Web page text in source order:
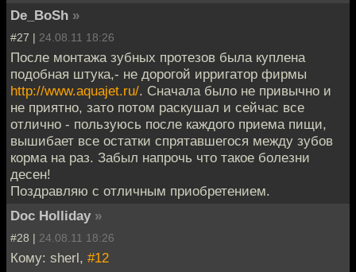
De_BoSh »
#27 | 24.08.11 18:26
После монтажа зубных протезов была куплена
подобная штука,- не дорогой ирригатор фирмы
http://www.aquajet.ru/. Сначала было не привычно и
не приятно, зато потом раскушал и сейчас все
отлично - пользуюсь после каждого приема пищи,
вышибает все остатки спрятавшегося между зубов
корма на раз. Забыл напрочь что такое болезни
десен!
Поздравляю с отличным приобретением.
Doc Holliday »
#28 | 24.08.11 18:26
Кому: sherl, #12